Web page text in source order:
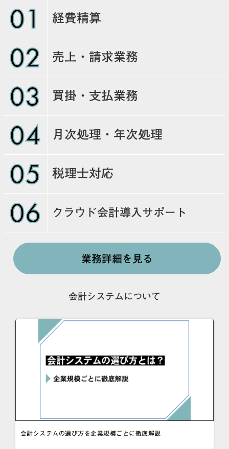
01 経費精算
02 売上・請求業務
03 買掛・支払業務
04 月次処理・年次処理
05 税理士対応
06 クラウド会計導入サポート
業務詳細を見る
会計システムについて
会計システムの選び方を企業規模ごとに徹底解説